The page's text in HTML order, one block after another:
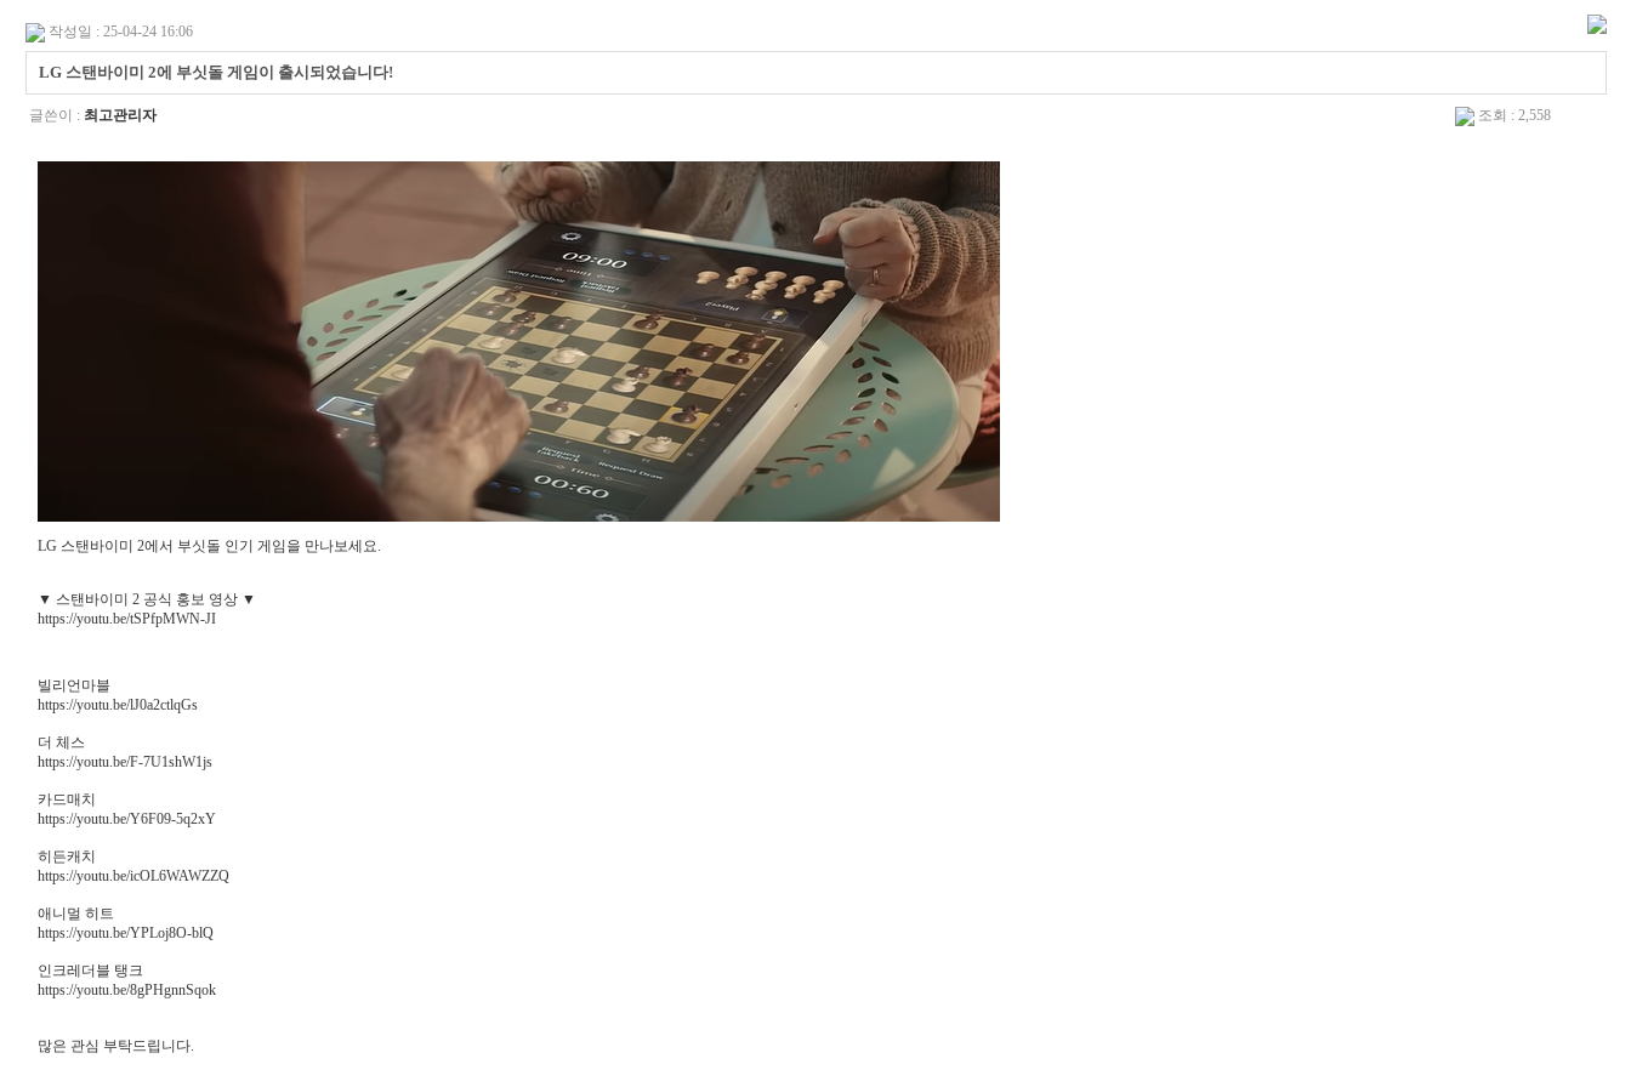
작성일 : 25-04-24 16:06
LG 스탠바이미 2에 부싯돌 게임이 출시되었습니다!
글쓴이 : 최고관리자 조회 : 2,558
LG 스탠바이미 2에서 부싯돌 인기 게임을 만나보세요.
▼ 스탠바이미 2 공식 홍보 영상 ▼
https://youtu.be/tSPfpMWN-JI
빌리언마블
https://youtu.be/lJ0a2ctlqGs
더 체스
https://youtu.be/F-7U1shW1js
카드매치
https://youtu.be/Y6F09-5q2xY
히든캐치
https://youtu.be/icOL6WAWZZQ
애니멀 히트
https://youtu.be/YPLoj8O-blQ
인크레더블 탱크
https://youtu.be/8gPHgnnSqok
많은 관심 부탁드립니다.